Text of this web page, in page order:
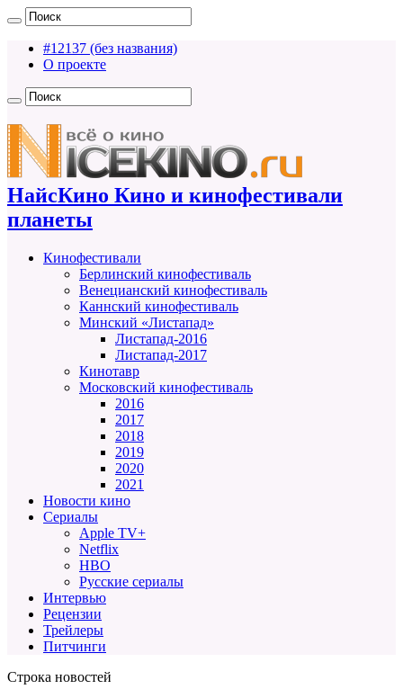
#12137 (без названия)
О проекте
НайсКино Кино и кинофестивали
планеты
Кинофестивали
Берлинский кинофестиваль
Венецианский кинофестиваль
Каннский кинофестиваль
Минский «Листапад»
Листапад-2016
Листапад-2017
Кинотавр
Московский кинофестиваль
2016
2017
2018
2019
2020
2021
Новости кино
Сериалы
Apple TV+
Netflix
HBO
Русские сериалы
Интервью
Рецензии
Трейлеры
Питчинги
Строка новостей